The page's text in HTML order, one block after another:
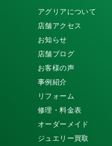
アグリアについて
店舗アクセス
お知らせ
店舗ブログ
お客様の声
事例紹介
リフォーム
修理・料金表
オーダーメイド
ジュエリー買取